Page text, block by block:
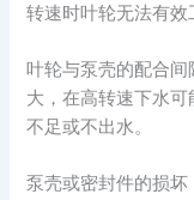
转速时叶轮无法有效
叶轮与泵壳的配合
大，在高转速下水
不足或不出水。
泵壳或密封件的损